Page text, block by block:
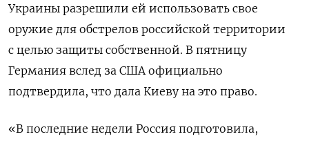
Украины разрешили ей использовать свое
оружие для обстрелов российской территории
с целью защиты собственной. В пятницу
Германия вслед за США официально
подтвердила, что дала Киеву на это право.
«В последние недели Россия подготовила,